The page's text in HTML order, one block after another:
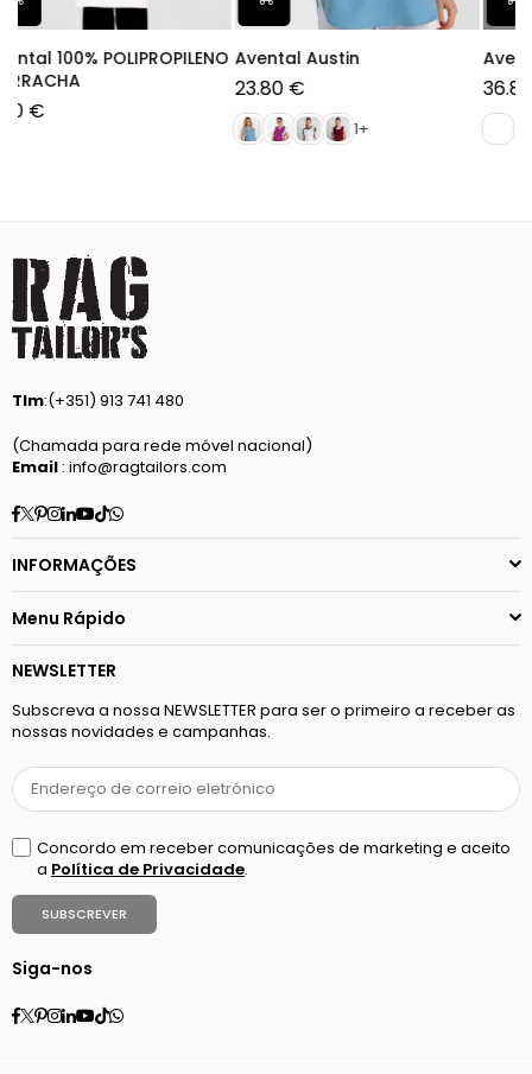
Avental Bata Lonay Avental Bata
Tlm:(+351) 913 741 480
(Chamada para rede móvel nacional)
Email : info@ragtailors.com
Facebook
Twitter
Pinterest
Instagram
Linkedin
YouTube
TikTok
Whatsapp
INFORMAÇÕES
Menu Rápido
NEWSLETTER
Subscreva a nossa NEWSLETTER para ser o primeiro a receber as
nossas novidades e campanhas.
Concordo em receber comunicações de marketing e aceito
a Política de Privacidade.
SUBSCREVER
Siga-nos
Facebook
Twitter
Pinterest
Instagram
Linkedin
YouTube
TikTok
Whatsapp